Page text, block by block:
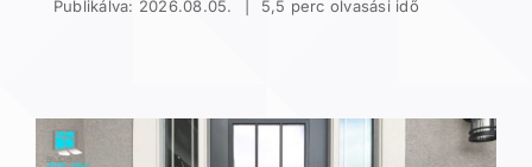
Publikálva: 2026.08.05. 5,5 perc olvasási idő